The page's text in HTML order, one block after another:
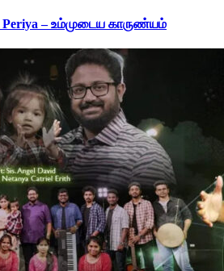
Periya – உம்முடைய காருண்யம்